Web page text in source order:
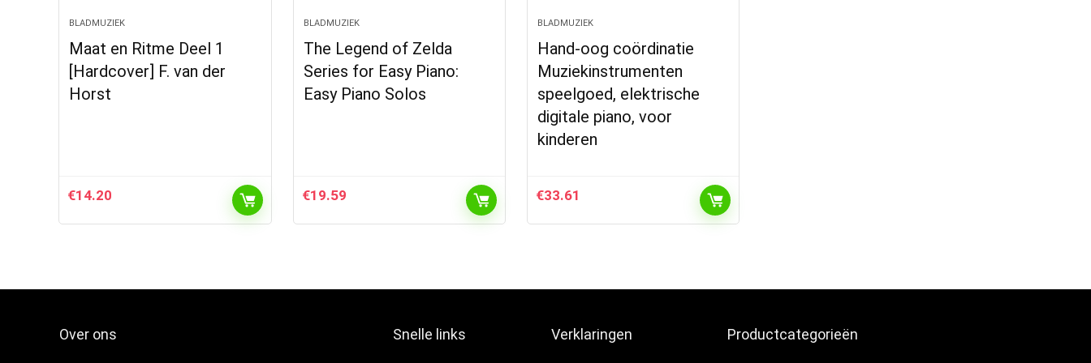
BLADMUZIEK
Maat en Ritme Deel 1
[Hardcover] F. van der
Horst
€14.20
BLADMUZIEK
The Legend of Zelda
Series for Easy Piano:
Easy Piano Solos
€19.59
BLADMUZIEK
Hand-oog coördinatie
Muziekinstrumenten
speelgoed, elektrische
digitale piano, voor
kinderen
€33.61
Over ons Snelle links Verklaringen Productcategorieën